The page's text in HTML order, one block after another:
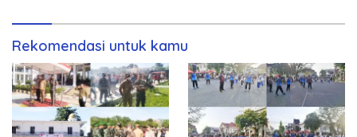
Rekomendasi untuk kamu